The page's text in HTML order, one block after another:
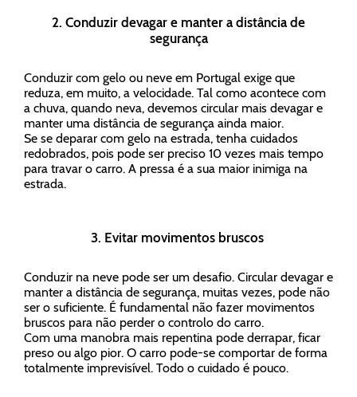
2. Conduzir devagar e manter a distância de
segurança
Conduzir com gelo ou neve em Portugal exige que
reduza, em muito, a velocidade. Tal como acontece com
a chuva, quando neva, devemos circular mais devagar e
manter uma distância de segurança ainda maior.
Se se deparar com gelo na estrada, tenha cuidados
redobrados, pois pode ser preciso 10 vezes mais tempo
para travar o carro. A pressa é a sua maior inimiga na
estrada.
3. Evitar movimentos bruscos
Conduzir na neve pode ser um desafio. Circular devagar e
manter a distância de segurança, muitas vezes, pode não
ser o suficiente. É fundamental não fazer movimentos
bruscos para não perder o controlo do carro.
Com uma manobra mais repentina pode derrapar, ficar
preso ou algo pior. O carro pode-se comportar de forma
totalmente imprevisível. Todo o cuidado é pouco.